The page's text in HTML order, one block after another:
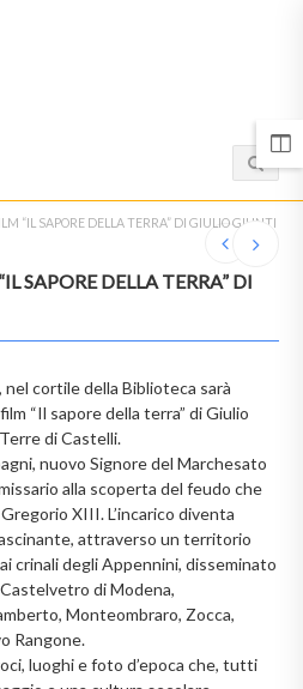
“IL SAPORE DELLA TERRA” DI GIULIO GIUNTI
SAPORE DELLA TERRA” DI
cortile della Biblioteca sarà
“Il sapore della terra” di Giulio
di Castelli.
nuovo Signore del Marchesato
alla scoperta del feudo che
XIII. L’incarico diventa
attraverso un territorio
crinali degli Appennini, disseminato
di Modena,
Monteombraro, Zocca,
Rangone.
luoghi e foto d’epoca che, tutti